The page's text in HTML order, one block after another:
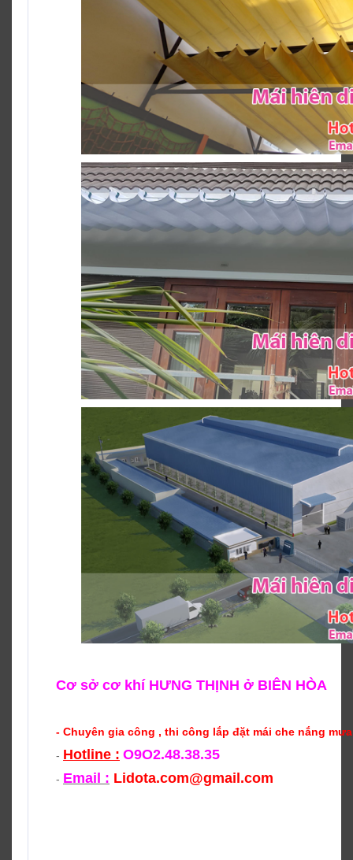
Cơ sở cơ khí HƯNG THỊNH ở BIÊN HÒA
- Chuyên gia công , thi công lắp đặt mái che nắng
- Hotline : O9O2.48.38.35
- Email : Lidota.com@gmail.com